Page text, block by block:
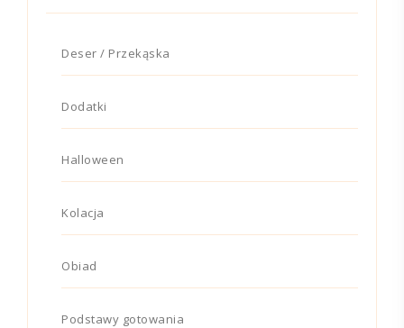
Deser / Przekąska
Dodatki
Halloween
Kolacja
Obiad
Podstawy gotowania